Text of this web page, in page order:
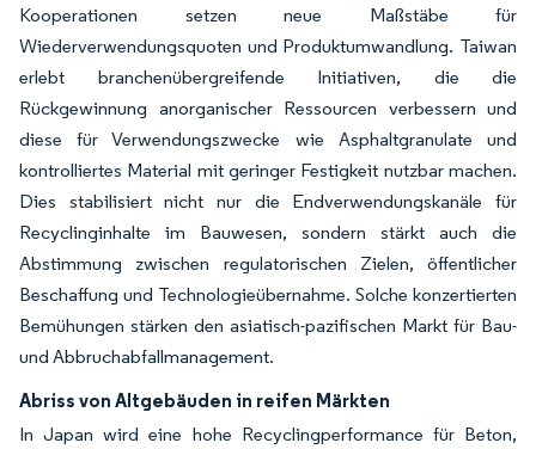
Kooperationen setzen neue Maßstäbe für
Wiederverwendungsquoten und Produktumwandlung. Taiwan
erlebt branchenübergreifende Initiativen, die die
Rückgewinnung anorganischer Ressourcen verbessern und
diese für Verwendungszwecke wie Asphaltgranulate und
kontrolliertes Material mit geringer Festigkeit nutzbar machen.
Dies stabilisiert nicht nur die Endverwendungskanäle für
Recyclinginhalte im Bauwesen, sondern stärkt auch die
Abstimmung zwischen regulatorischen Zielen, öffentlicher
Beschaffung und Technologieübernahme. Solche konzertierten
Bemühungen stärken den asiatisch-pazifischen Markt für Bau-
und Abbruchabfallmanagement.
Abriss von Altgebäuden in reifen Märkten
In Japan wird eine hohe Recyclingperformance für Beton,